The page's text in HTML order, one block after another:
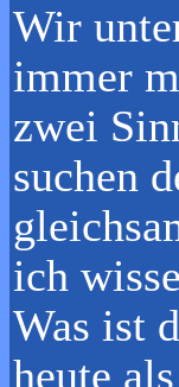
Wir
immer
zwei
suchen
ich
Was ist
heute